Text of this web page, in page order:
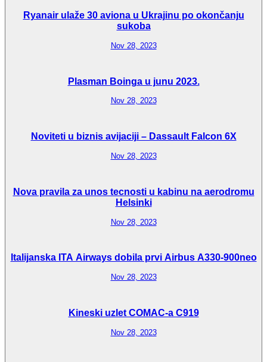
Ryanair ulaže 30 aviona u Ukrajinu po okončanju
sukoba
Nov 28, 2023
Plasman Boinga u junu 2023.
Nov 28, 2023
Noviteti u biznis avijaciji – Dassault Falcon 6X
Nov 28, 2023
Nova pravila za unos tecnosti u kabinu na aerodromu
Helsinki
Nov 28, 2023
Italijanska ITA Airways dobila prvi Airbus A330-900neo
Nov 28, 2023
Kineski uzlet COMAC-a C919
Nov 28, 2023